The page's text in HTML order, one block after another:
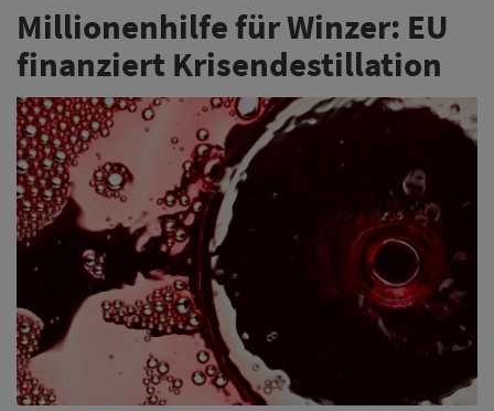
Millionenhilfe für Winzer: EU
finanziert Krisendestillation